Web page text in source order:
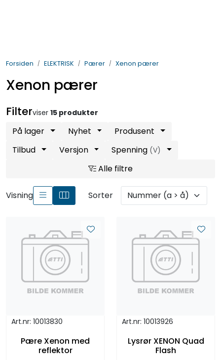
Forsiden ELEKTRISK Pærer Xenon pærer
Xenon pærer
Filterviser 15 produkter
På lager Nyhet
Produsent
Tilbud
Versjon Spenning (V)
Alle filtre
Visning Sorter
Art.nr: 10013830
Pære Xenon med
reflektor
Art.nr: 10013926
Lysrør XENON Quad
Flash
ELEKTRISK
VERKTØY OG REKVISITA
SIKKERHET
TILBUD